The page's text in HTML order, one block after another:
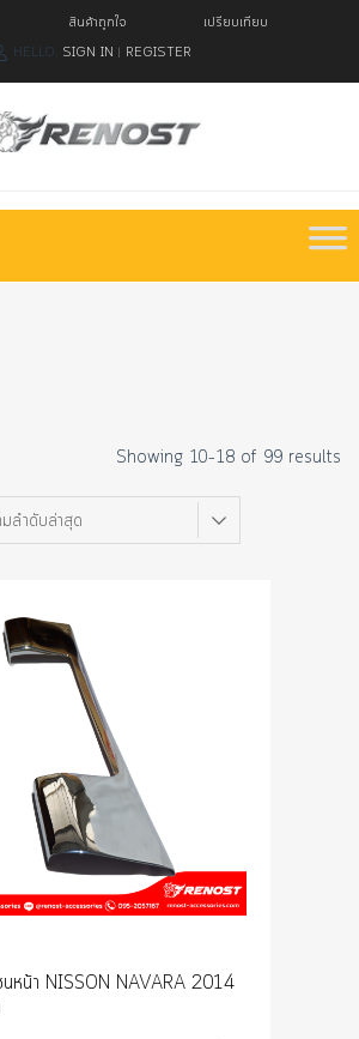
สินค้าถูกใจ
เปรียบเทียบ
HELLO. SIGN IN | REGISTER
Showing 10–18 of 99 results
หน้า NISSON NAVARA 2014